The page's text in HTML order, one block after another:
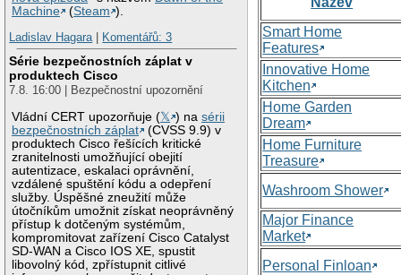
Machine
(Steam ).
Ladislav Hagara| Komentářů: 3
Série bezpečnostních záplat v
produktech Cisco
7.8. 16:00 | Bezpečnostní upozornění
Vládní CERT upozorňuje (𝕏 ) nasérii
bezpečnostních záplat
(CVSS 9.9) v
produktech Cisco řešících kritické
zranitelnosti umožňující obejití
autentizace, eskalaci oprávnění,
vzdálené spuštění kódu a odepření
služby. Úspěšné zneužití může
útočníkům umožnit získat neoprávněný
přístup k dotčeným systémům,
kompromitovat zařízení Cisco Catalyst
SD-WAN a Cisco IOS XE, spustit
libovolný kód, zpřístupnit citlivé
Smart Home
Features
Innovative Home
Kitchen
Home Garden
Dream
Home Furniture
Treasure
Washroom Shower
Major Finance
Market
Personal Finloan